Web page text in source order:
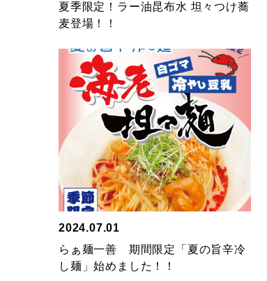
夏季限定！ラー油昆布水 坦々つけ蕎
麦登場！！
2024.07.01
らぁ麺一善 期間限定「夏の旨辛冷
し麺」始めました！！